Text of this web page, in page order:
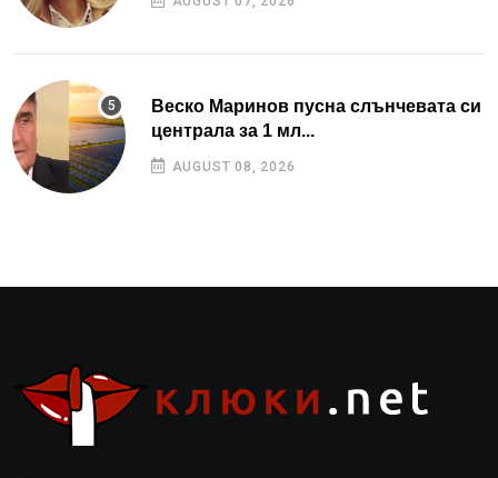
Веско Маринов пусна слънчевата си
централа за 1 мл...
AUGUST 08, 2026